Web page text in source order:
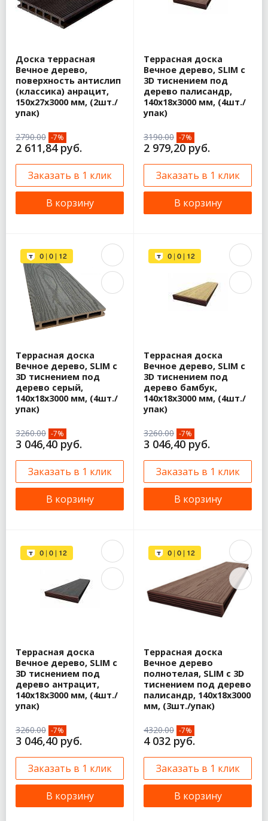
Доска террасная
Вечное дерево,
поверхность антислип
(классика) анрацит,
150х27х3000 мм, (2шт./
упак)
2790.00 -7%
2 611,84 руб.
Заказать в 1 клик
В корзину
Террасная доска
Вечное дерево, SLIM с
3D тиснением под
дерево палисандр,
140х18х3000 мм, (4шт./
упак)
3190.00 -7%
2 979,20 руб.
Заказать в 1 клик
В корзину
Террасная доска
Вечное дерево, SLIM с
3D тиснением под
дерево серый,
140x18x3000 мм, (4шт./
упак)
3260.00 -7%
3 046,40 руб.
Заказать в 1 клик
В корзину
Террасная доска
Вечное дерево, SLIM с
3D тиснением под
дерево бамбук,
140х18х3000 мм, (4шт./
упак)
3260.00 -7%
3 046,40 руб.
Заказать в 1 клик
В корзину
Террасная доска
Вечное дерево, SLIM с
3D тиснением под
дерево антрацит,
140х18х3000 мм, (4шт./
упак)
3260.00 -7%
3 046,40 руб.
Заказать в 1 клик
В корзину
Террасная доска
Вечное дерево
полнотелая, SLIM с 3D
тиснением под дерево
палисандр, 140х18х3000
мм, (3шт./упак)
4320.00 -7%
4 032 руб.
Заказать в 1 клик
В корзину